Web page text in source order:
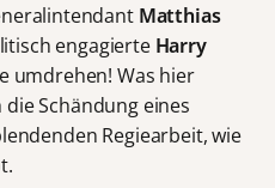
Matthias
engagierte Harry
umdrehen! Was hier
Schändung eines
Regiearbeit, wie